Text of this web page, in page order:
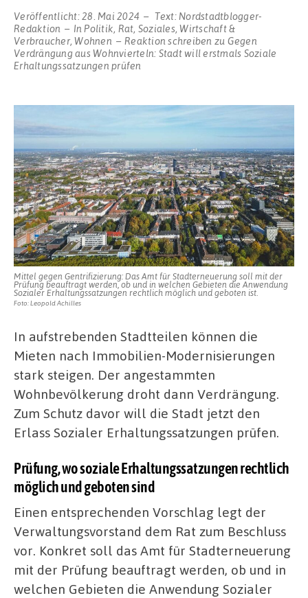
Veröffentlicht:28. Mai 2024 Text: Nordstadtblogger-
Redaktion
InPolitik, Rat, Soziales,Wirtschaft &
Verbraucher,Wohnen Reaktion schreiben zu Gegen
Verdrängung aus Wohnvierteln: Stadt will erstmals Soziale
Erhaltungssatzungen prüfen
Mittel gegen Gentrifizierung: Das Amt für Stadterneuerung soll mit der
Prüfung beauftragt werden, ob und in welchen Gebieten die Anwendung
Sozialer Erhaltungssatzungen rechtlich möglich und geboten ist.
Foto: Leopold Achilles
In aufstrebenden Stadtteilen können die
Mieten nach Immobilien-Modernisierungen
stark steigen. Der angestammten
Wohnbevölkerung droht dann Verdrängung.
Zum Schutz davor will die Stadt jetzt den
Erlass Sozialer Erhaltungssatzungen prüfen.
Prüfung, wo soziale Erhaltungssatzungen rechtlich
möglich und geboten sind
Einen entsprechenden Vorschlag legt der
Verwaltungsvorstand dem Rat zum Beschluss
vor. Konkret soll das Amt für Stadterneuerung
mit der Prüfung beauftragt werden, ob und in
welchen Gebieten die Anwendung Sozialer